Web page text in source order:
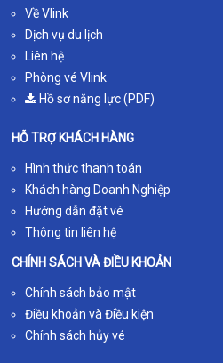
Về Vlink
Dịch vụ du lịch
Liên hệ
Phòng vé Vlink
Hồ sơ năng lực (PDF)
HỖ TRỢ KHÁCH HÀNG
Hình thức thanh toán
Khách hàng Doanh Nghiệp
Hướng dẫn đặt vé
Thông tin liên hệ
CHÍNH SÁCH VÀ ĐIỀU KHOẢN
Chính sách bảo mật
Điều khoản và Điều kiện
Chính sách hủy vé